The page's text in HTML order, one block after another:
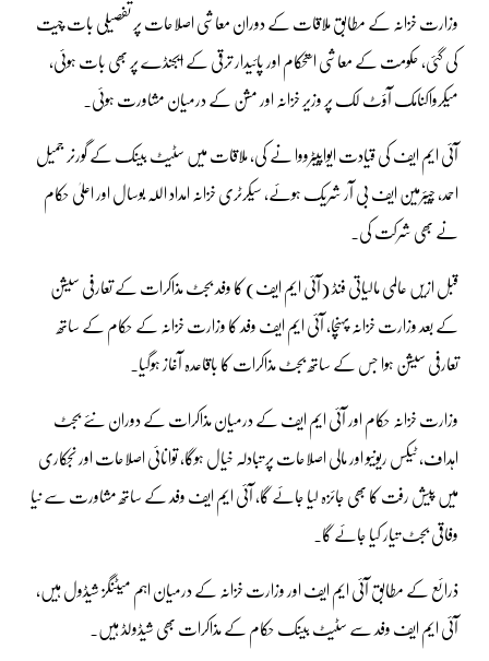
وزارت خزانہ کے مطابق ملاقات کے دوران معاشی اصلاحات پر تفصیلی بات چیت
کی گئی، حکومت کے معاشی استحکام اور پائیدار ترقی کے ایجنڈے پر بھی بات ہوئی،
میکرواکنامک آؤٹ لک پر وزیر خزانہ اور مشن کے درمیان مشاورت ہوئی۔
آئی ایم ایف کی قیادت ایواپیٹرووا نے کی، ملاقات میں سٹیٹ بینک کے گورنر جمیل
احمد، چیئرمین ایف بی آر شریک ہوئے، سیکرٹری خزانہ امداد اللہ بوسال اور اعلیٰ حکام
نے بھی شرکت کی۔
قبل ازیں عالمی مالیاتی فنڈ (آئی ایم ایف) کا وفد بجٹ مذاکرات کے تعارفی سیشن
کے بعد وزارت خزانہ پہنچا، آئی ایم ایف وفد کا وزارت خزانہ کے حکام کے ساتھ
تعارفی سیشن ہوا جس کے ساتھ بجٹ مذاکرات کا باقاعدہ آغاز ہوگیا۔
وزارت خزانہ حکام اور آئی ایم ایف کے درمیان مذاکرات کے دوران نئے بجٹ
اہداف، ٹیکس ریونیو اور مالی اصلاحات پر تبادلہ خیال ہوگا، توانائی اصلاحات اور نجکاری
میں پیش رفت کا بھی جائزہ لیا جائے گا، آئی ایم ایف وفد کے ساتھ مشاورت سے نیا
وفاقی بجٹ تیار کیا جائے گا۔
ذرائع کے مطابق آئی ایم ایف اور وزارت خزانہ کے درمیان اہم میٹنگز شیڈول ہیں،
آئی ایم ایف وفد سے سٹیٹ بینک حکام کے مذاکرات بھی شیڈولڈ ہیں۔